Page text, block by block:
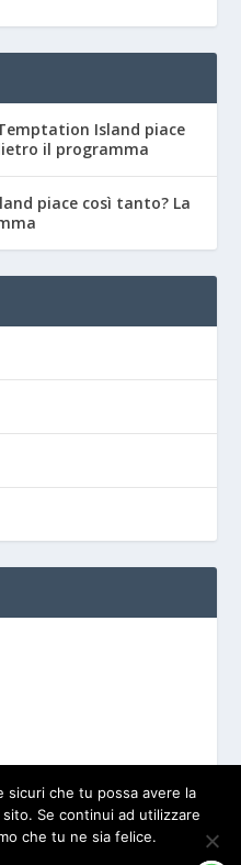
Island piace
il programma
piace così tanto? La
WordPress
sicuri che tu possa avere la
Se continui ad utilizzare
che tu ne sia felice.